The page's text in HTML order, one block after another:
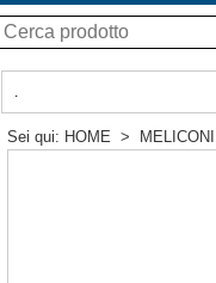
.
Sei qui: HOME > MELICONI